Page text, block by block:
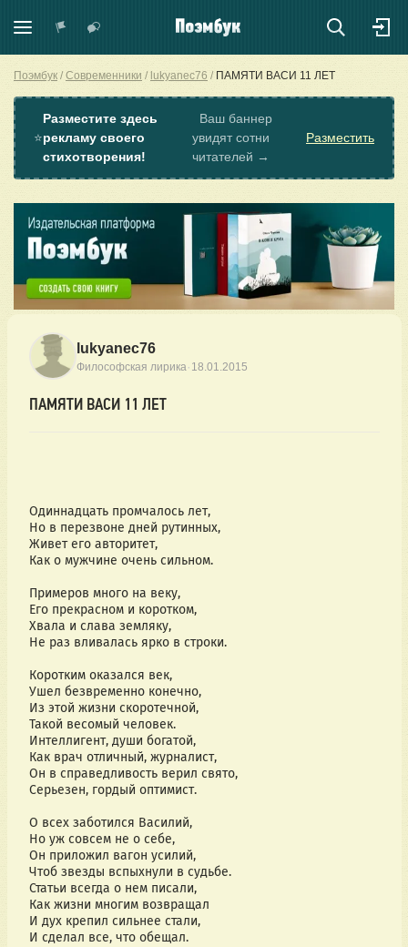
Поэмбук Современники lukyanec76 ПАМЯТИ ВАСИ 11 ЛЕТ
⭐
Разместите здесь
рекламу своего
стихотворения!
Ваш баннер
увидят сотни
читателей →
Разместить
lukyanec76
Философская лирика· 18.01.2015
ПАМЯТИ ВАСИ 11 ЛЕТ
Одиннадцать промчалось лет,
Но в перезвоне дней рутинных,
Живет его авторитет,
Как о мужчине очень сильном.
Примеров много на веку,
Его прекрасном и коротком,
Хвала и слава земляку,
Не раз вливалась ярко в строки.
Коротким оказался век,
Ушел безвременно конечно,
Из этой жизни скоротечной,
Такой весомый человек.
Интеллигент, души богатой,
Как врач отличный, журналист,
Он в справедливость верил свято,
Серьезен, гордый оптимист.
О всех заботился Василий,
Но уж совсем не о себе,
Он приложил вагон усилий,
Чтоб звезды вспыхнули в судьбе.
Статьи всегда о нем писали,
Как жизни многим возвращал
И дух крепил сильнее стали,
И сделал все, что обещал.